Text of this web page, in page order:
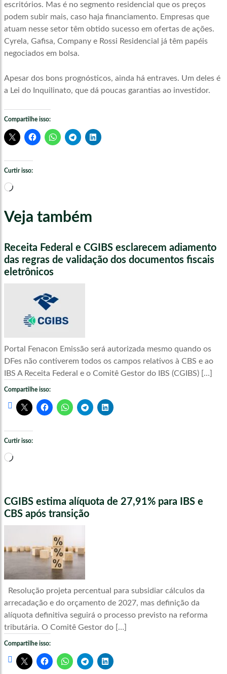
escritórios. Mas é no segmento residencial que os preços
podem subir mais, caso haja financiamento. Empresas que
atuam nesse setor têm obtido sucesso em ofertas de ações.
Cyrela, Gafisa, Company e Rossi Residencial já têm papéis
negociados em bolsa.
Apesar dos bons prognósticos, ainda há entraves. Um deles é
a Lei do Inquilinato, que dá poucas garantias ao investidor.
Compartilhe isso:
Curtir isso:
Carregando...
Veja também
Receita Federal e CGIBS esclarecem adiamento
das regras de validação dos documentos fiscais
eletrônicos
Portal Fenacon Emissão será autorizada mesmo quando os
DFes não contiverem todos os campos relativos à CBS e ao
IBS A Receita Federal e o Comitê Gestor do IBS (CGIBS) […]
Compartilhe isso:
Curtir isso:
Carregando...
CGIBS estima alíquota de 27,91% para IBS e
CBS após transição
Resolução projeta percentual para subsidiar cálculos da
arrecadação e do orçamento de 2027, mas definição da
alíquota definitiva seguirá o processo previsto na reforma
tributária. O Comitê Gestor do […]
Compartilhe isso: